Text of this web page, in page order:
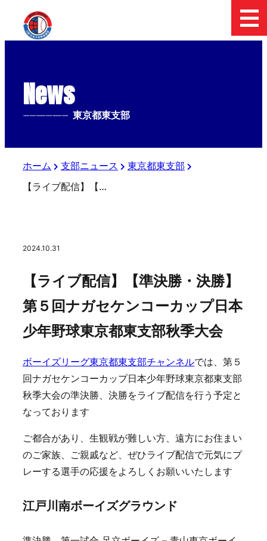
News
-------------- 東京都東支部
ホーム 支部ニュース
東京都東支部
【ライブ配信】【準決勝・決勝】第５回ナガセケンコーカップ日本少年野球東京都東支部秋季大会
2024.10.31
【ライブ配信】【準決勝・決勝】
第５回ナガセケンコーカップ日本
少年野球東京都東支部秋季大会
ボーイズリーグ東京都東支部チャンネルでは、第５
回ナガセケンコーカップ日本少年野球東京都東支部
秋季大会の準決勝、決勝をライブ配信を行う予定と
なっております
ご都合があり、生観戦が難しい方、遠方にお住まい
のご家族、ご親戚など、ぜひライブ配信で元気にプ
レーする選手の応援をよろしくお願いいたします
江戸川南ボーイズグラウンド